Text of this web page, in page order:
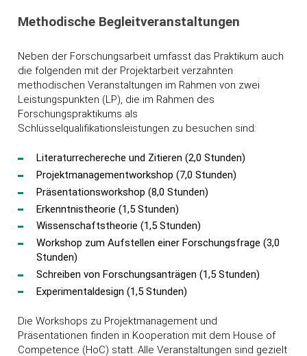
Methodische Begleitveranstaltungen
Neben der Forschungsarbeit umfasst das Praktikum auch
die folgenden mit der Projektarbeit verzahnten
methodischen Veranstaltungen im Rahmen von zwei
Leistungspunkten (LP), die im Rahmen des
Forschungspraktikums als
Schlüsselqualifikationsleistungen zu besuchen sind:
Literaturrechereche und Zitieren (2,0 Stunden)
Projektmanagementworkshop (7,0 Stunden)
Präsentationsworkshop (8,0 Stunden)
Erkenntnistheorie (1,5 Stunden)
Wissenschaftstheorie (1,5 Stunden)
Workshop zum Aufstellen einer Forschungsfrage (3,0
Stunden)
Schreiben von Forschungsanträgen (1,5 Stunden)
Experimentaldesign (1,5 Stunden)
Die Workshops zu Projektmanagement und
Präsentationen finden in Kooperation mit dem House of
Competence (HoC) statt. Alle Veranstaltungen sind gezielt